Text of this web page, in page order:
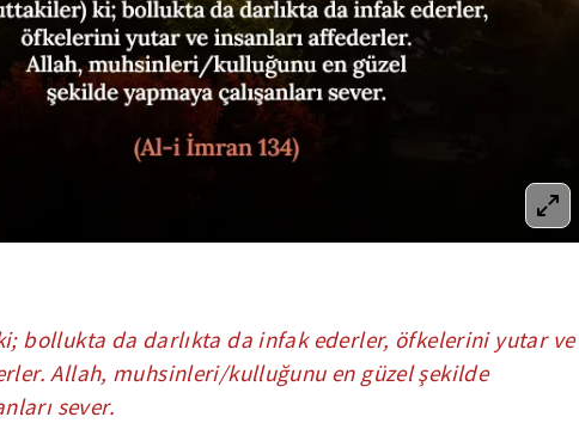
bollukta da darlıkta da infak ederler, öfkelerini yutar ve
Allah, muhsinleri/kulluğunu en güzel şekilde
sever.